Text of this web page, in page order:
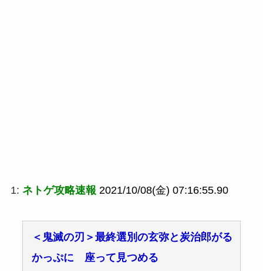
1: ネトゲ攻略速報 2021/10/08(金) 07:16:55.90
＜鬼滅の刃＞最終選別の玄弥と炭治郎がる
かっぷに 座って見つめる